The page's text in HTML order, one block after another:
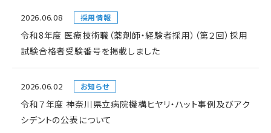
2026.06.08 採用情報
令和8年度 医療技術職（薬剤師・経験者採用）（第２回）採用
試験合格者受験番号を掲載しました
2026.06.02 お知らせ
令和７年度 神奈川県立病院機構ヒヤリ・ハット事例及びアク
シデントの公表について